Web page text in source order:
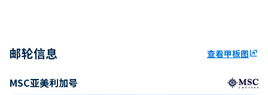
邮轮信息 查看甲板图ungroup
MSC亚美利加号